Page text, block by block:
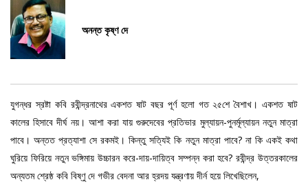
অনন্ত কৃষ্ণ দে
যুগন্ধর স্রষ্টা কবি রবীন্দ্রনাথের একশত ষাট বছর পূর্ণ হলো গত ২৫শে বৈশাখ। একশত ষাট
কালের হিসাবে দীর্ঘ নয়। আশা করা যায় গুরুদেবের প্রতিভার মুল্যায়ন-পুনর্মূল্যায়ন নতুন মাত্রা
পাবে। অন্তত প্রত্যাশা সে রকমই। কিন্তু সত্যিই কি নতুন মাত্রা পাবে? না কি একই কথা
ঘুরিয়ে ফিরিয়ে নতুন ভঙ্গিমায় উচ্চারন করে-দায়-দায়িত্ব সম্পন্ন করা হবে? রবীন্দ্র উত্তরকালের
অন্যতম শ্রেষ্ঠ কবি বিষ্ণু দে গভীর বেদনা আর হ্রদয় যন্ত্রণায় দীর্ন হয়ে লিখেছিলেন,